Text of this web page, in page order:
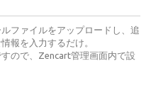
ファイルをアップロードし、追
報を入力するだけ。
ので、Zencart管理画面内で設